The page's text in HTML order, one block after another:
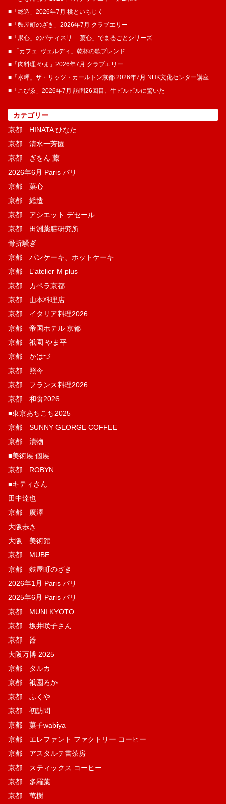
■「総造」2026年7月 桃といちじく
■「麩屋町のざき」2026年7月 クラブエリー
■「果心」のパティスリ「 菓​心」でまるごとシリーズ
■ 「カフェ･ヴェルディ」乾杯の歌ブレンド
■「肉料理 やま」2026年7月 クラブエリー
■「水暉」ザ・リッツ・カールトン京都 2026年7月 NHK文化センター講座
■「こぴゑ」2026年7月 訪問26回目、牛ピルピルに驚いた
カテゴリー
京都 HINATA ひなた
京都 清水一芳園
京都 ぎをん 藤
2026年6月 Paris パリ
京都 菓​心
京都 総造
京都 アシエット デセール
京都 田淵薬膳研究所
骨折騒ぎ
京都 パンケーキ、ホットケーキ
京都 L'atelier M plus
京都 カペラ京都
京都 山本料理店
京都 イタリア料理2026
京都 帝国ホテル 京都
京都 祇園 やま平
京都 かはづ
京都 照今
京都 フランス料理2026
京都 和食2026
■東京あちこち2025
京都 SUNNY GEORGE COFFEE
京都 漬物
■美術展 個展
京都 ROBYN
■キティさん
田中達也
京都 廣澤
大阪歩き
大阪 美術館
京都 MUBE
京都 麩屋町のざき
2026年1月 Paris パリ
2025年6月 Paris パリ
京都 MUNI KYOTO
京都 坂井咲子さん
京都 器
大阪万博 2025
京都 タルカ
京都 祇園ろか
京都 ふくや
京都 初訪問
京都 菓子wabiya
京都 エレファント ファクトリー コーヒー
京都 アスタルテ書茶房
京都 スティックス コーヒー
京都 多羅葉
京都 萬樹